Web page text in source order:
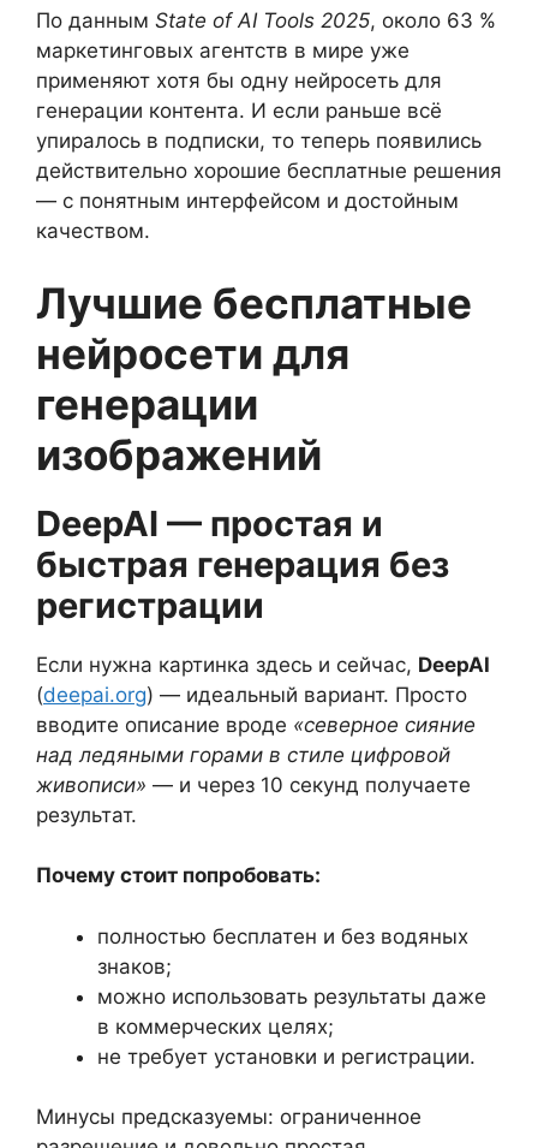
По данным State of AI Tools 2025, около 63 %
маркетинговых агентств в мире уже
применяют хотя бы одну нейросеть для
генерации контента. И если раньше всё
упиралось в подписки, то теперь появились
действительно хорошие бесплатные решения
— с понятным интерфейсом и достойным
качеством.
Лучшие бесплатные
нейросети для
генерации
изображений
DeepAI — простая и
быстрая генерация без
регистрации
Если нужна картинка здесь и сейчас, DeepAI
(deepai.org) — идеальный вариант. Просто
вводите описание вроде «северное сияние
над ледяными горами в стиле цифровой
живописи» — и через 10 секунд получаете
результат.
Почему стоит попробовать:
полностью бесплатен и без водяных
знаков;
можно использовать результаты даже
в коммерческих целях;
не требует установки и регистрации.
Минусы предсказуемы: ограниченное